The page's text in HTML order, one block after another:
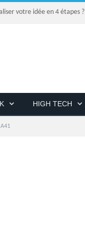
votre idée en 4 étapes ?
HIGH TECH